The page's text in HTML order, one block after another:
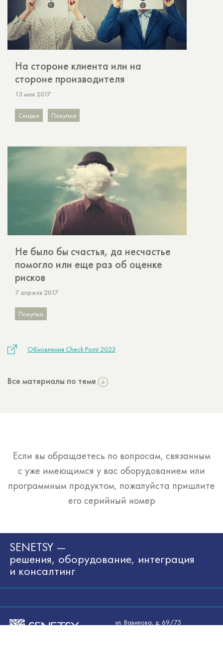
На стороне клиента или на
стороне производителя
13 мая 2017
Скидки Покупка
Не было бы счастья, да несчастье
помогло или еще раз об оценке
рисков
7 апреля 2017
Покупка
Обновления Check Point 2023
Все материалы по теме
Если вы обращаетесь по вопросам, связанным
с уже имеющимся у вас оборудованием или
программным продуктом, пожалуйста пришлите
его серийный номер
SENETSY —
решения, оборудование, интеграция
и консалтинг
ул. Вавилова, д. 69/75